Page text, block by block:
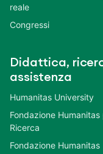
reale
Congressi
Didattica,
assistenza
Humanitas University
Fondazione Humanitas
Ricerca
Fondazione Humanitas